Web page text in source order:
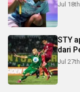
Jul 18th
STY
dari
Jul 27th